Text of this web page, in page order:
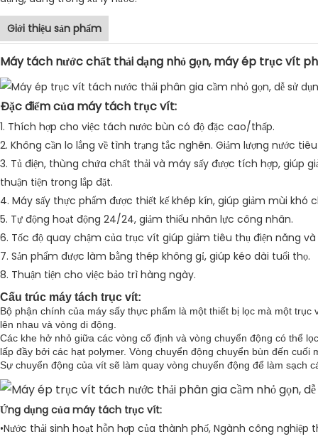
Giới thiệu sản phẩm
Máy tách nước chất thải dạng nhỏ gọn, máy ép trục vít
Đặc điểm của máy tách trục vít:
1. Thích hợp cho việc tách nước bùn có độ đặc cao/thấp.
2. Không cần lo lắng về tình trạng tắc nghẽn. Giảm lượng nước
3. Tủ điện, thùng chứa chất thải và máy sấy được tích hợp, giúp
thuận tiện trong lắp đặt.
4. Máy sấy thực phẩm được thiết kế khép kín, giúp giảm mùi khó
5. Tự động hoạt động 24/24, giảm thiểu nhân lực công nhân.
6. Tốc độ quay chậm của trục vít giúp giảm tiêu thụ điện năng và
7. Sản phẩm được làm bằng thép không gỉ, giúp kéo dài tuổi thọ.
8. Thuận tiện cho việc bảo trì hàng ngày.
Cấu trúc máy tách trục vít:
Bộ phận chính của máy sấy thực phẩm là một thiết bị lọc mà một
lên nhau và vòng di động.
Các khe hở nhỏ giữa các vòng cố định và vòng chuyển động có thể
lấp đầy bởi các hạt polymer. Vòng chuyển động chuyển bùn đến cuối
Sự chuyển động của vít sẽ làm quay vòng chuyển động để làm sạch
Ứng dụng của máy tách trục vít:
•Nước thải sinh hoạt hỗn hợp của thành phố, Ngành công